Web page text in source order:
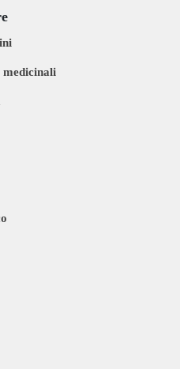
medicinali